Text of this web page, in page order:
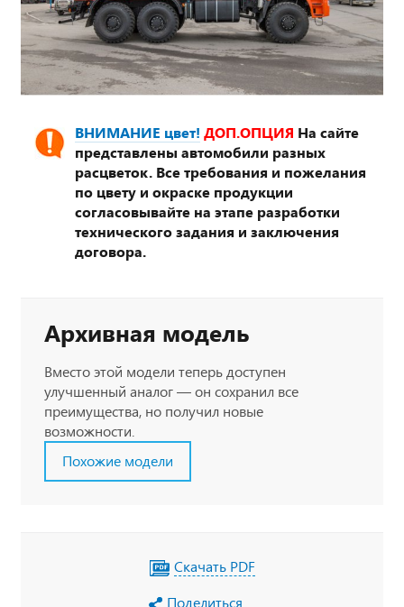
ВНИМАНИЕ цвет! ДОП.ОПЦИЯ На сайте
представлены автомобили разных
расцветок. Все требования и пожелания
по цвету и окраске продукции
согласовывайте на этапе разработки
технического задания и заключения
договора.
Архивная модель
Вместо этой модели теперь доступен
улучшенный аналог — он сохранил все
преимущества, но получил новые
возможности.
Похожие модели
Скачать PDF
Поделиться